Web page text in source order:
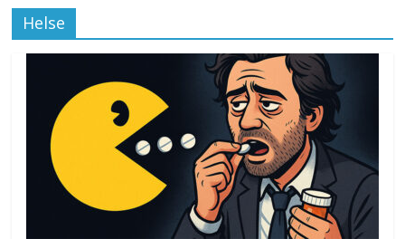
Drone stopper flytrafikken i Stockholm,
ekspert mistenker MDG
november 6, 2025 No Comments
Norge innfører nullvisjon for nedbør
Helse